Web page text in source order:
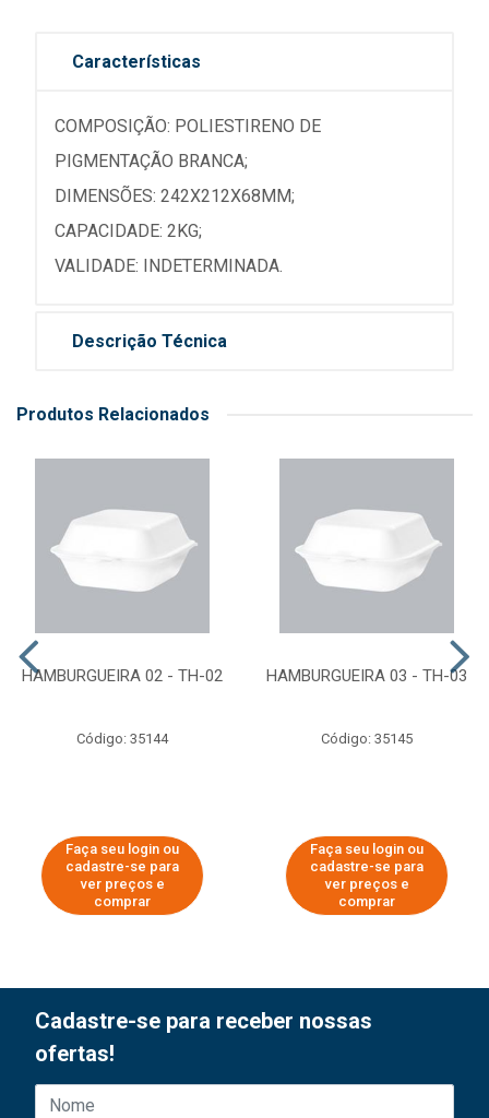
Características
COMPOSIÇÃO: POLIESTIRENO DE
PIGMENTAÇÃO BRANCA;
DIMENSÕES: 242X212X68MM;
CAPACIDADE: 2KG;
VALIDADE: INDETERMINADA.
Descrição Técnica
Produtos Relacionados
HAMBURGUEIRA 02 - TH-02
Código: 35144
Faça seu login ou
cadastre-se para
ver preços e
comprar
HAMBURGUEIRA 03 - TH-03
Código: 35145
Faça seu login ou
cadastre-se para
ver preços e
comprar
Cadastre-se para receber nossas
ofertas!